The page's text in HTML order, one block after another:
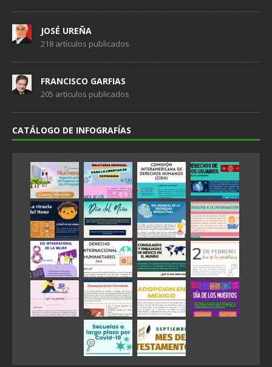
JOSÉ UREÑA
218 artículos publicados
FRANCISCO GARFIAS
205 artículos publicados
CATÁLOGO DE INFOGRAFÍAS